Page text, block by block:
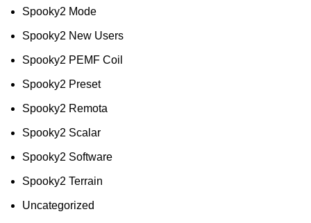
Spooky2 Mode
Spooky2 New Users
Spooky2 PEMF Coil
Spooky2 Preset
Spooky2 Remota
Spooky2 Scalar
Spooky2 Software
Spooky2 Terrain
Uncategorized